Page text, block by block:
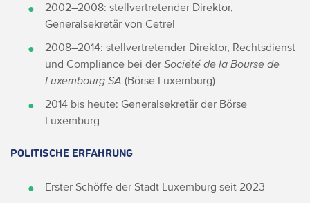
2002–2008: stellvertretender Direktor,
Generalsekretär von Cetrel
2008–2014: stellvertretender Direktor, Rechtsdienst
und Compliance bei der Société de la Bourse de
Luxembourg SA (Börse Luxemburg)
2014 bis heute: Generalsekretär der Börse
Luxemburg
POLITISCHE ERFAHRUNG
Erster Schöffe der Stadt Luxemburg seit 2023